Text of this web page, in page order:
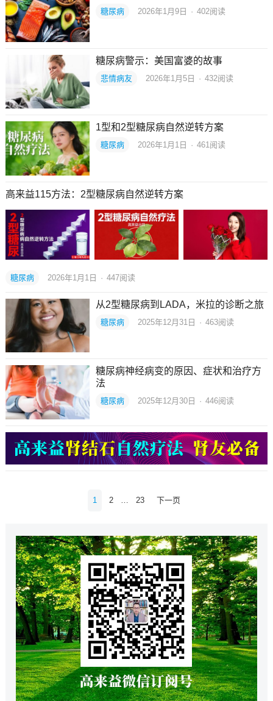
糖尿病 2026年1月9日 · 402阅读
糖尿病警示：美国富婆的故事
悲情病友 2026年1月5日 · 432阅读
1型和2型糖尿病自然逆转方案
糖尿病 2026年1月1日 · 461阅读
高来益115方法：2型糖尿病自然逆转方案
糖尿病 2026年1月1日 · 447阅读
从2型糖尿病到LADA，米拉的诊断之旅
糖尿病 2025年12月31日 · 463阅读
糖尿病神经病变的原因、症状和治疗方
法
糖尿病 2025年12月30日 · 446阅读
1 2 23 下一页